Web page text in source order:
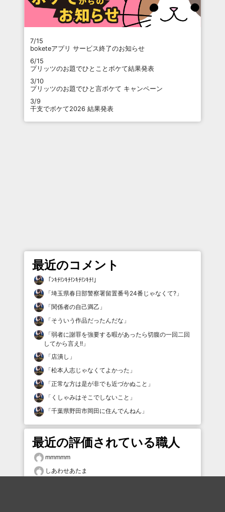
7/15
boketeアプリ サービス終了のお知らせ
6/15
プリッツのお題でひとことボケて結果発表
3/10
プリッツのお題でひと言ボケて キャンペーン
3/9
干支でボケて2026 結果発表
最近のコメント
「ﾝｷﾁ!ﾝｷﾁ!ﾝｷﾁ!ﾝｷﾁ! 」
「埼玉県春日部警察署留置番号24番じゃなくて? 」
「関係者の自己満乙 」
「そういう作品だったんだな 」
「弱者に謝罪を強要する暇があったら切腹の一回二回
してから言え!! 」
「 店潰し 」
「松本人志じゃなくてよかった 」
「正常な方は是が非でも近づかぬこと 」
「 くしゃみはそこでしないこと 」
「千葉県野田市岡田に住んでんねん 」
最近の評価されている職人
mmmmm
しあわせあたま